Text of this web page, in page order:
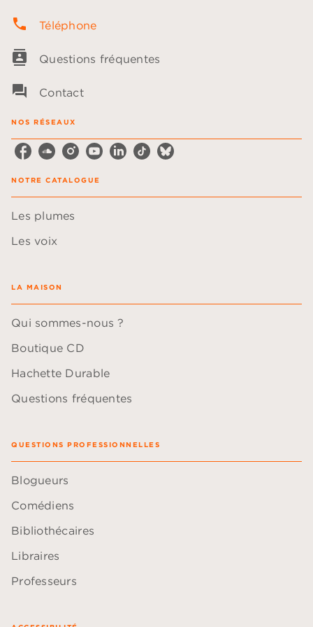
phone Téléphone
contacts Questions fréquentes
question_answer Contact
NOS RÉSEAUX
NOTRE CATALOGUE
Les plumes
Les voix
LA MAISON
Qui sommes-nous ?
Boutique CD
Hachette Durable
Questions fréquentes
QUESTIONS PROFESSIONNELLES
Blogueurs
Comédiens
Bibliothécaires
Libraires
Professeurs